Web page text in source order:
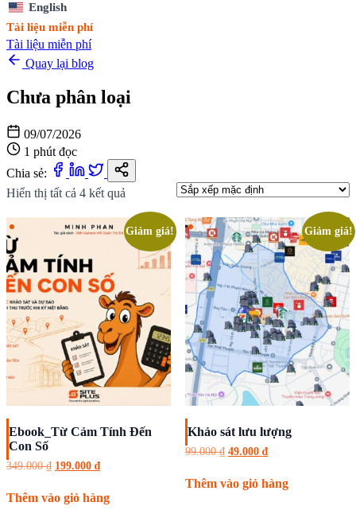
English
Tài liệu miễn phí
Tài liệu miễn phí
Quay lại blog
Chưa phân loại
09/07/2026
1 phút đọc
Chia sẻ:
Hiển thị tất cả 4 kết quả
Giảm giá!
Ebook_Từ Cảm Tính Đến
Con Số
349.000₫ Giá
349.000 ₫.
199.000 ₫Giá
là:
Thêm vào giỏ hàng
Giảm giá!
Khảo sát lưu lượng
99.000₫ Giá
99.000 ₫.
49.000 ₫Giá
là:
Thêm vào giỏ hàng